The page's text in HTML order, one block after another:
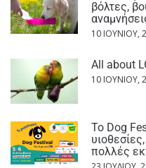
βόλτες,
10 ΙΟΥΝΊΟΥ,
All about
10 ΙΟΥΝΊΟΥ,
Το Dog
πολλές